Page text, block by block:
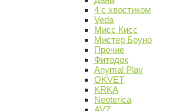
4 с хвостиком
Veda
Мисс Кисс
Мистер Бруно
Прочие
Фитодок
Anymal Play
OKVET
KRKA
Neoterica